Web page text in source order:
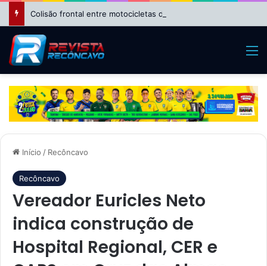
Início / Recôncavo
Recôncavo
Vereador Euricles Neto
indica construção de
Hospital Regional, CER e